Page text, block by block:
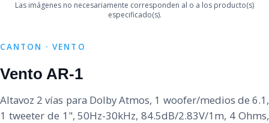
Las imágenes no necesariamente corresponden al o a los producto(s)
especificado(s).
CANTON · VENTO
Vento AR-1
Altavoz 2 vías para Dolby Atmos, 1 woofer/medios de 6.1,
1 tweeter de 1", 50Hz-30kHz, 84.5dB/2.83V/1m, 4 Ohms,